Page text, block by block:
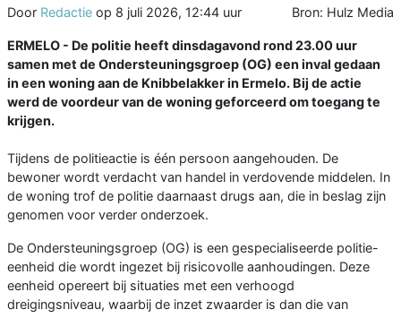
Door Redactie op 8 juli 2026, 12:44 uur Bron: Hulz Media
ERMELO - De politie heeft dinsdagavond rond 23.00 uur
samen met de Ondersteuningsgroep (OG) een inval gedaan
in een woning aan de Knibbelakker in Ermelo. Bij de actie
werd de voordeur van de woning geforceerd om toegang te
krijgen.
Tijdens de politieactie is één persoon aangehouden. De
bewoner wordt verdacht van handel in verdovende middelen. In
de woning trof de politie daarnaast drugs aan, die in beslag zijn
genomen voor verder onderzoek.
De Ondersteuningsgroep (OG) is een gespecialiseerde politie-
eenheid die wordt ingezet bij risicovolle aanhoudingen. Deze
eenheid opereert bij situaties met een verhoogd
dreigingsniveau, waarbij de inzet zwaarder is dan die van